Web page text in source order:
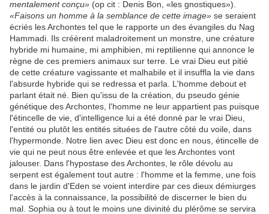
mentalement conçu» (op cit : Denis Bon, «les gnostiques»).
«Faisons un homme à la semblance de cette image» se seraient
écriés les Archontes tel que le rapporte un des évangiles du Nag
Hammadi. Ils créèrent maladroitement un monstre, une créature
hybride mi humaine, mi amphibien, mi reptilienne qui annonce le
règne de ces premiers animaux sur terre. Le vrai Dieu eut pitié
de cette créature vagissante et malhabile et il insuffla la vie dans
l'absurde hybride qui se redressa et parla. L'homme debout et
parlant était né. Bien qu'issu de la création, du pseudo génie
génétique des Archontes, l'homme ne leur appartient pas puisque
l'étincelle de vie, d'intelligence lui a été donné par le vrai Dieu,
l'entité ou plutôt les entités situées de l'autre côté du voile, dans
l'hypermonde. Notre lien avec Dieu est donc en nous, étincelle de
vie qui ne peut nous être enlevée et que les Archontes vont
jalouser. Dans l'hypostase des Archontes, le rôle dévolu au
serpent est également tout autre : l'homme et la femme, une fois
dans le jardin d'Eden se voient interdire par ces dieux démiurges
l'accès à la connaissance, la possibilité de discerner le bien du
mal. Sophia ou à tout le moins une divinité du plérôme se servira